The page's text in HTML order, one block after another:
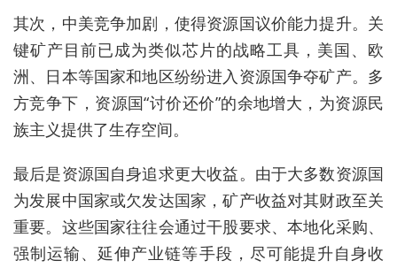
其次， 中美竞争加剧， 使得资源国议价能力提升。 关
键矿产目前已成为类似芯片的战略工具，美国、欧
洲、日本等国家和地区纷纷进入资源国争夺矿产。多
方竞争下，资源国“讨价还价”的余地增大，为资源民
族主义提供了生存空间。
最后是资源国自身追求更大收益。由于大多数资源国
为发展中国家或欠发达国家，矿产收益对其财政至关
重要。 这些国家往往会通过干股要求、本地化采购、
强制运输、延伸产业链等手段，尽可能提升自身收